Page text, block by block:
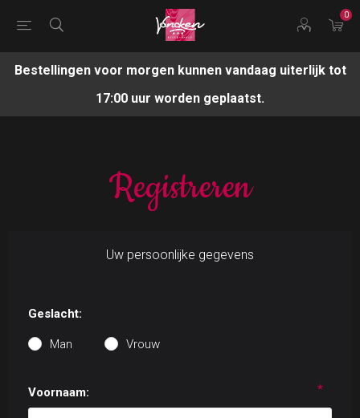
0
Bestellingen voor morgen kunnen vandaag uiterlijk tot
17:00 uur worden geplaatst.
Registreren
Uw persoonlijke gegevens
Geslacht:
Man Vrouw
Voornaam: *